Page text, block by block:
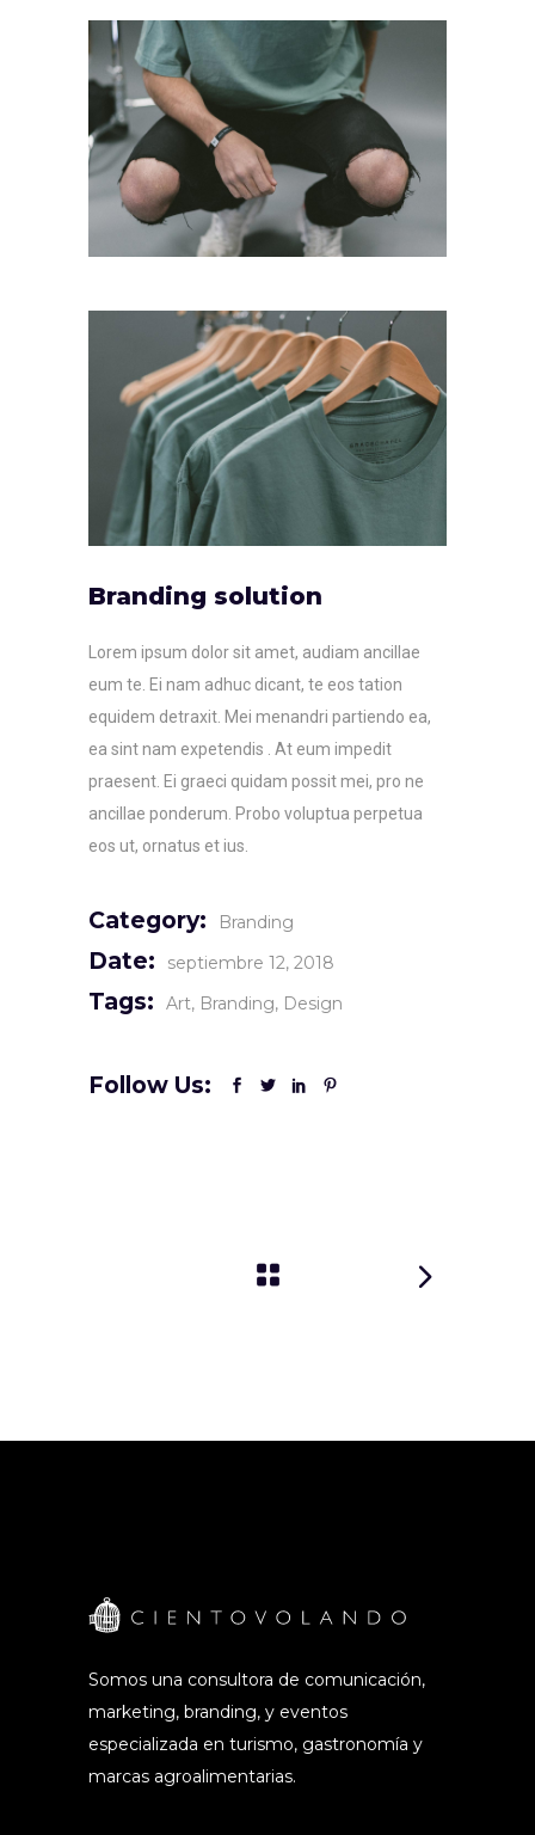
Branding solution
Lorem ipsum dolor sit amet, audiam ancillae
eum te. Ei nam adhuc dicant, te eos tation
equidem detraxit. Mei menandri partiendo ea,
ea sint nam expetendis . At eum impedit
praesent. Ei graeci quidam possit mei, pro ne
ancillae ponderum. Probo voluptua perpetua
eos ut, ornatus et ius.
Category: Branding
Date: septiembre 12, 2018
Tags: Art Branding Design
Follow Us:
Somos una consultora de comunicación,
marketing, branding, y eventos
especializada en turismo, gastronomía y
marcas agroalimentarias.